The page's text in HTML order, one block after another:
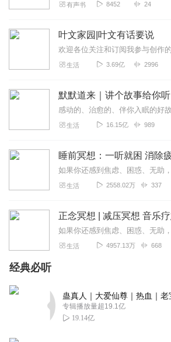
有声书 8452 24
叶文家园|叶文有话要说
生活 3.69亿 2996
默默道来｜讲个故事给你听
生活 16.15亿 989
生活 2558.02万 337
生活 4957.13万 668
经典必听
专辑播放量超19.1亿
19.14亿